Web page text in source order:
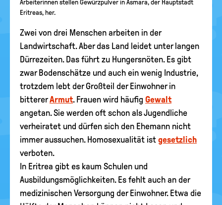
Arbeiterinnen stellen Gewürzpulver in Asmara, der Hauptstadt
Eritreas, her.
Zwei von drei Menschen arbeiten in der
Landwirtschaft. Aber das Land leidet unter langen
Dürrezeiten. Das führt zu Hungersnöten. Es gibt
zwar Bodenschätze und auch ein wenig Industrie,
trotzdem lebt der Großteil der Einwohner in
bittererArmut. Frauen wird häufig Gewalt
angetan. Sie werden oft schon als Jugendliche
verheiratet und dürfen sich den Ehemann nicht
immer aussuchen. Homosexualität ist gesetzlich
verboten.
In Eritrea gibt es kaum Schulen und
Ausbildungsmöglichkeiten. Es fehlt auch an der
medizinischen Versorgung der Einwohner. Etwa die